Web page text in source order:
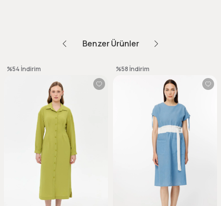
Benzer Ürünler
%54 İndirim %58 İndirim